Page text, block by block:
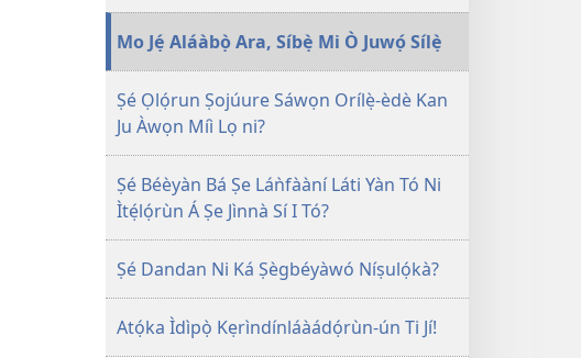
Mo Jẹ́ Aláàbọ̀ Ara, Síbẹ̀ Mi Ò Juwọ́ Sílẹ̀
Ṣé Ọlọ́run Ṣojúure Sáwọn Orílẹ̀-èdè Kan
Ju Àwọn Míì Lọ ni?
Ṣé Béèyàn Bá Ṣe Láǹfààní Láti Yàn Tó Ni
Ìtẹ́lọ́rùn Á Ṣe Jìnnà Sí I Tó?
Ṣé Dandan Ni Ká Ṣègbéyàwó Níṣulọ́kà?
Atọ́ka Ìdìpọ̀ Kẹrìndínláàádọ́rùn-ún Ti Jí!